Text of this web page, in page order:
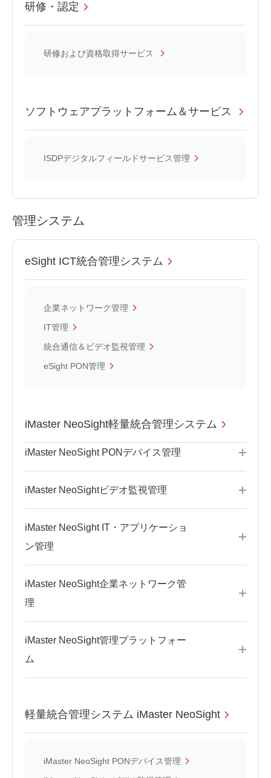
研修・認定
研修および資格取得サービス
ソフトウェアプラットフォーム＆サービス
ISDPデジタルフィールドサービス管理
管理システム
eSight ICT統合管理システム
企業ネットワーク管理
IT管理
統合通信＆ビデオ監視管理
eSight PON管理
iMaster NeoSight軽量統合管理システム
iMaster NeoSight PONデバイス管理
iMaster NeoSightビデオ監視管理
iMaster NeoSight IT・アプリケーショ
ン管理
iMaster NeoSight企業ネットワーク管
理
iMaster NeoSight管理プラットフォー
ム
軽量統合管理システム iMaster NeoSight
iMaster NeoSight PONデバイス管理